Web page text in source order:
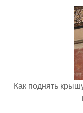
Как поднять